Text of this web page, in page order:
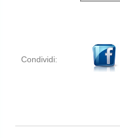
Condividi: